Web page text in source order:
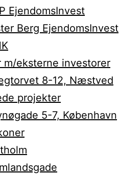
EjendomsInvest
Berg EjendomsInvest
m/eksterne investorer
8-12, Næstved
projekter
5-7, København